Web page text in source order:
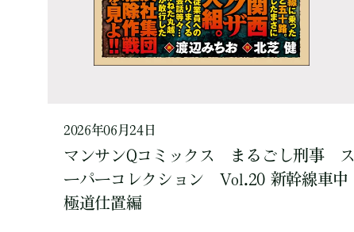
2026年06月24日
マンサンQコミックス まるごし刑事 ス
ーパーコレクション Vol.20 新幹線車中
極道仕置編